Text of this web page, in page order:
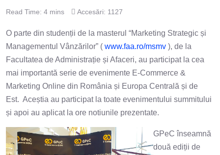
Read Time: 4 mins Accesări: 1127
O parte din studenții de la masterul “Marketing Strategic și
Managementul Vânzărilor” ( www.faa.ro/msmv ), de la
Facultatea de Administrație și Afaceri, au participat la cea
mai importantă serie de evenimente E-Commerce &
Marketing Online din România și Europa Centrală și de
Est. Aceștia au participat la toate evenimentului summitului
și apoi au aplicat la ore notiunile prezentate.
GPeC înseamnă
două ediții de